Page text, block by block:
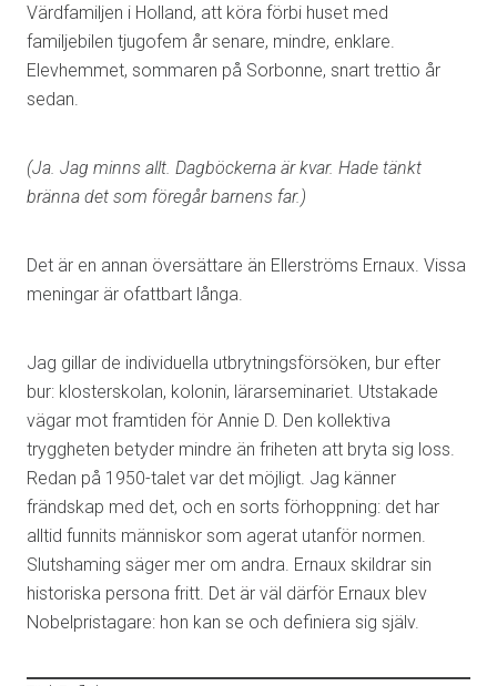
Värdfamiljen i Holland, att köra förbi huset med
familjebilen tjugofem år senare, mindre, enklare.
Elevhemmet, sommaren på Sorbonne, snart trettio år
sedan.
(Ja. Jag minns allt. Dagböckerna är kvar. Hade tänkt
bränna det som föregår barnens far.)
Det är en annan översättare än Ellerströms Ernaux. Vissa
meningar är ofattbart långa.
Jag gillar de individuella utbrytningsförsöken, bur efter
bur: klosterskolan, kolonin, lärarseminariet. Utstakade
vägar mot framtiden för Annie D. Den kollektiva
tryggheten betyder mindre än friheten att bryta sig loss.
Redan på 1950-talet var det möjligt. Jag känner
frändskap med det, och en sorts förhoppning: det har
alltid funnits människor som agerat utanför normen.
Slutshaming säger mer om andra. Ernaux skildrar sin
historiska persona fritt. Det är väl därför Ernaux blev
Nobelpristagare: hon kan se och definiera sig själv.